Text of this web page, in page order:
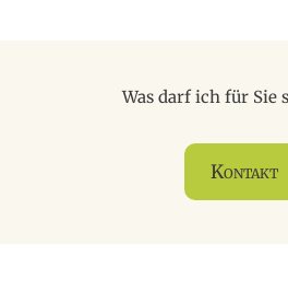
Was darf ich für Sie
Kontakt